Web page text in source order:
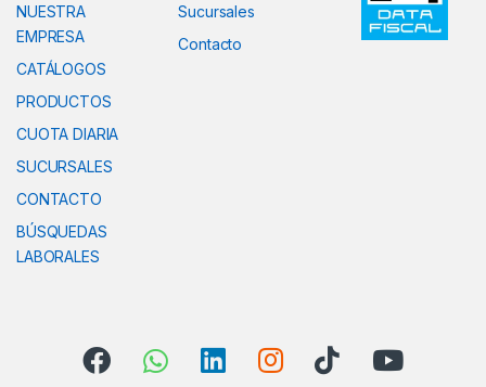
NUESTRA
EMPRESA
CATÁLOGOS
PRODUCTOS
CUOTA DIARIA
SUCURSALES
CONTACTO
BÚSQUEDAS
LABORALES
Sucursales
Contacto